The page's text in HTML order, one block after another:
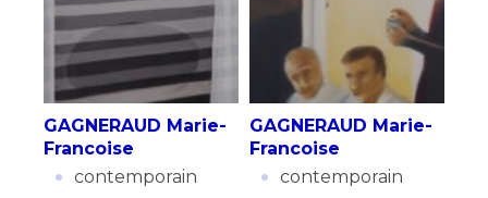
GAGNERAUD Marie-
Francoise
· contemporain
GAGNERAUD Marie-
Francoise
· contemporain